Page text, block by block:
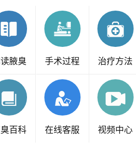
腋臭 手术过程 治疗方法
百科 在线客服 视频中心